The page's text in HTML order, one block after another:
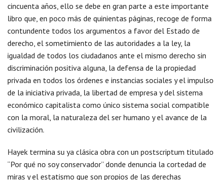
cincuenta años, ello se debe en gran parte a este importante
libro que, en poco más de quinientas páginas, recoge de forma
contundente todos los argumentos a favor del Estado de
derecho, el sometimiento de las autoridades a la ley, la
igualdad de todos los ciudadanos ante el mismo derecho sin
discriminación positiva alguna, la defensa de la propiedad
privada en todos los órdenes e instancias sociales y el impulso
de la iniciativa privada, la libertad de empresa y del sistema
económico capitalista como único sistema social compatible
con la moral, la naturaleza del ser humano y el avance de la
civilización.
Hayek termina su ya clásica obra con un postscriptum titulado
“Por qué no soy conservador” donde denuncia la cortedad de
miras y el estatismo que son propios de las derechas